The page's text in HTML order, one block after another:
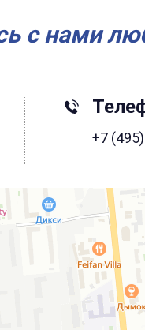
с нами
+7